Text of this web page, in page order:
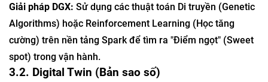
Giải pháp DGX: Sử dụng các thuật toán Di truyền (Genetic
Algorithms) hoặc Reinforcement Learning (Học tăng
cường) trên nền tảng Spark để tìm ra "Điểm ngọt" (Sweet
spot) trong vận hành.
3.2. Digital Twin (Bản sao số)